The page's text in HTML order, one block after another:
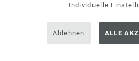
Individuelle
Ablehnen ALLE